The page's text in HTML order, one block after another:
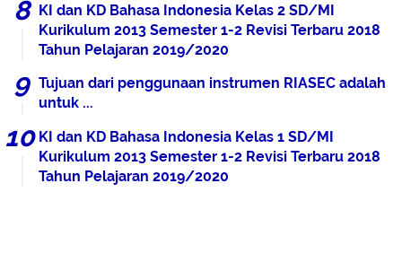
KI dan KD Bahasa Indonesia Kelas 2 SD/MI
Kurikulum 2013 Semester 1-2 Revisi Terbaru 2018
Tahun Pelajaran 2019/2020
Tujuan dari penggunaan instrumen RIASEC adalah
untuk ...
KI dan KD Bahasa Indonesia Kelas 1 SD/MI
Kurikulum 2013 Semester 1-2 Revisi Terbaru 2018
Tahun Pelajaran 2019/2020